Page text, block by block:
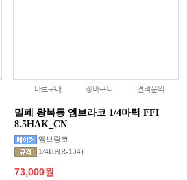
바로구매 장바구니 견적문의
밀폐 왕복동 엠브라코 1/4마력 FFI
8.5HAK_CN
엠브랑코
1/4HP(R-134)
73,000원